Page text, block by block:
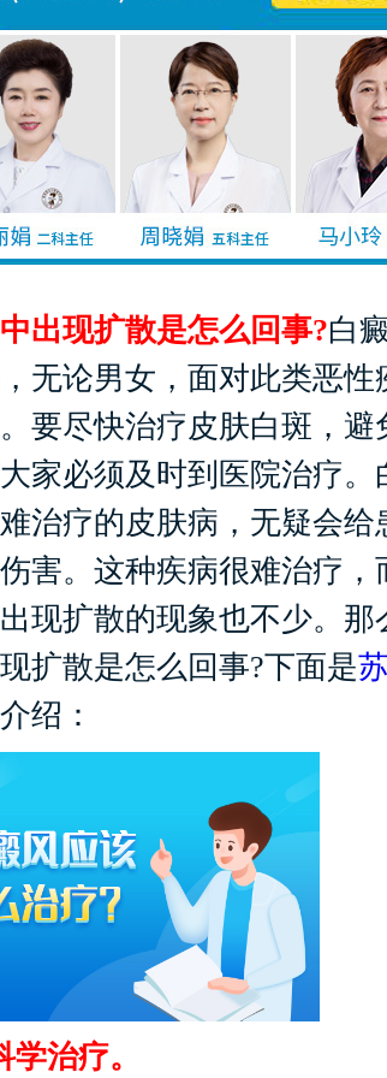
出现扩散是怎么回事?白
无论男女，面对此类恶性
要尽快治疗皮肤白斑，避
家必须及时到医院治疗。
治疗的皮肤病，无疑会给
害。这种疾病很难治疗，
现扩散的现象也不少。那
扩散是怎么回事?下面是
绍：
治疗。